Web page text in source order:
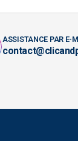
ASSISTANCE PAR E-